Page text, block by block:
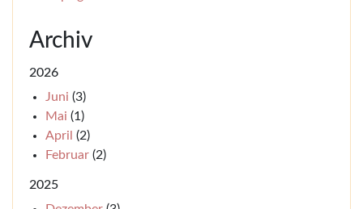
Archiv
2026
Juni (3)
Mai (1)
April (2)
Februar (2)
2025